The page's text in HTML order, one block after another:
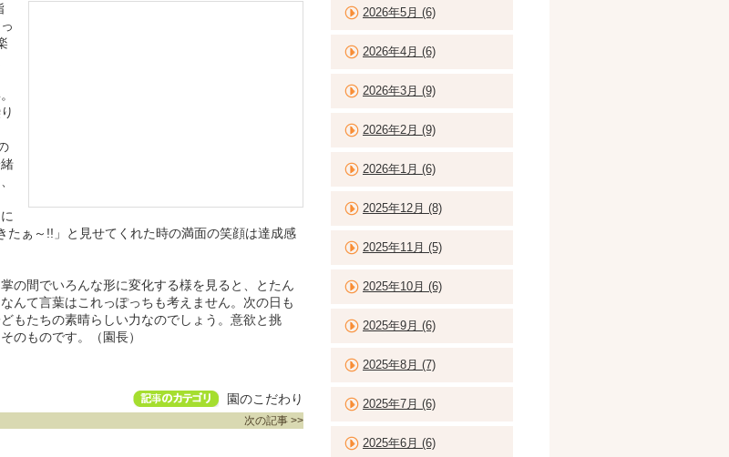
ぁ～!!」と見せてくれた時の満面の笑顔は達成感
の間でいろんな形に変化する様を見ると、とたん
んて言葉はこれっぽっちも考えません。次の日も
もたちの素晴らしい力なのでしょう。意欲と挑
のものです。（園長）
園のこだわり
次の記事 >>
2026年5月 (6)
2026年4月 (6)
2026年3月 (9)
2026年2月 (9)
2026年1月 (6)
2025年12月 (8)
2025年11月 (5)
2025年10月 (6)
2025年9月 (6)
2025年8月 (7)
2025年7月 (6)
2025年6月 (6)